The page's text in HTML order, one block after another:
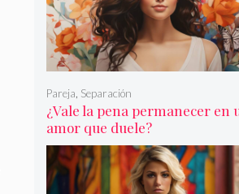
¿Vale la pena permanecer en
amor que duele?
Pareja, Separación